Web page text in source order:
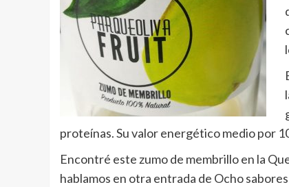
proteínas. Su valor energético medio por
Encontré este zumo de membrillo en la
hablamos en otra entrada de Ocho